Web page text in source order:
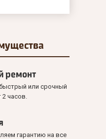
ремонт
или срочный
2 часов.
гарантию на все